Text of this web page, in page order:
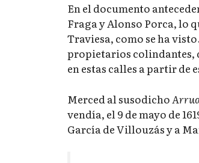
En el documento
Fraga y Alonso Porca, lo
Traviesa, como se ha
propietarios colindantes,
en estas calles a partir de
Merced al susodicho
vendía, el 9 de mayo de
García de Villouzás y a